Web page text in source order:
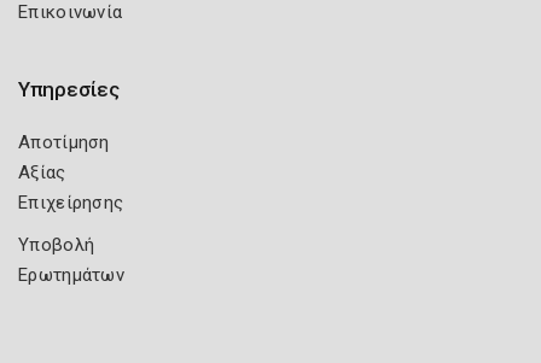
Επικοινωνία
Υπηρεσίες
Αποτίμηση
Αξίας
Επιχείρησης
Υποβολή
Ερωτημάτων